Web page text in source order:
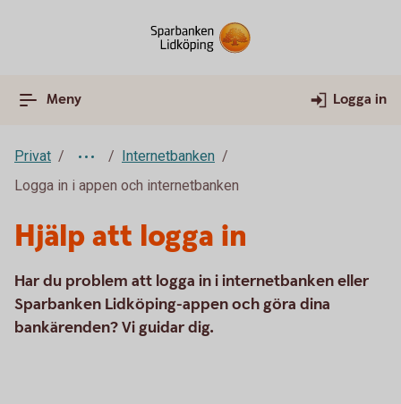
Meny Logga in
Privat
Internetbanken
Logga in i appen och internetbanken
Hjälp att logga in
Har du problem att logga in i internetbanken eller
Sparbanken Lidköping-appen och göra dina
bankärenden? Vi guidar dig.